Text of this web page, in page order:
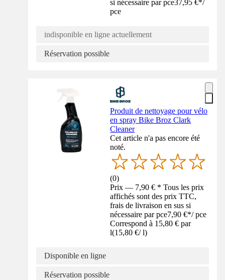
si nécessaire par pce37,95 €*/
pce
indisponible en ligne actuellement
Réservation possible
Produit de nettoyage pour vélo
en spray Bike Broz Clark
Cleaner
Cet article n'a pas encore été
noté.
(0)
Prix — 7,90 € * Tous les prix
affichés sont des prix TTC,
frais de livraison en sus si
nécessaire par pce7,90 €*/ pce
Correspond à 15,80 € par
l(15,80 €/ l)
Disponible en ligne
Réservation possible